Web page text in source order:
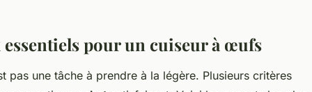
pour un cuiseur à œufs
pas une tâche à prendre à la légère. Plusieurs critères